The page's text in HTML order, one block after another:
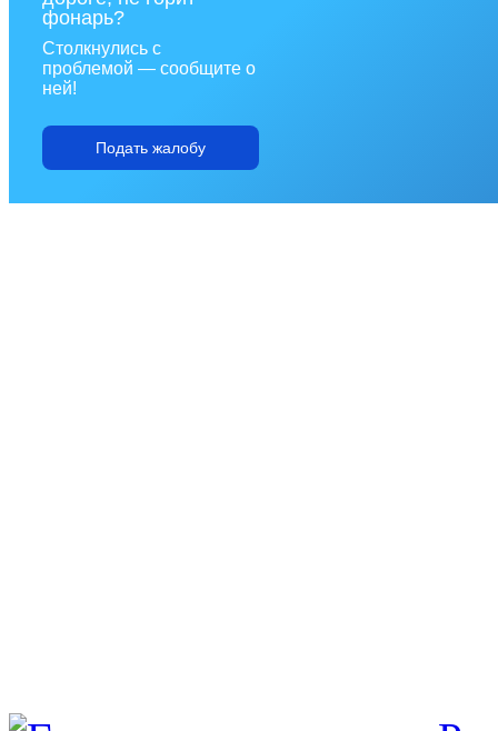
фонарь?
Столкнулись с
проблемой — сообщите о
ней!
Подать жалобу